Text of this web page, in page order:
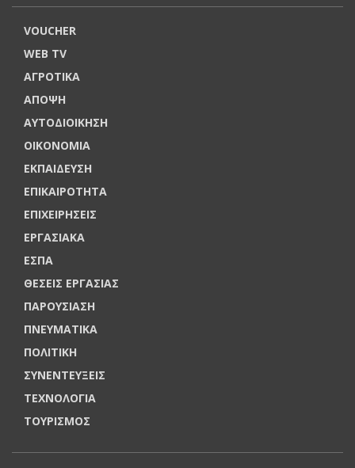
VOUCHER
WEB TV
ΑΓΡΟΤΙΚΑ
ΑΠΟΨΗ
ΑΥΤΟΔΙΟΙΚΗΣΗ
ΟΙΚΟΝΟΜΙΑ
ΕΚΠΑΙΔΕΥΣΗ
ΕΠΙΚΑΙΡΟΤΗΤΑ
ΕΠΙΧΕΙΡΗΣΕΙΣ
ΕΡΓΑΣΙΑΚΑ
ΕΣΠΑ
ΘΕΣΕΙΣ ΕΡΓΑΣΙΑΣ
ΠΑΡΟΥΣΙΑΣΗ
ΠΝΕΥΜΑΤΙΚΑ
ΠΟΛΙΤΙΚΗ
ΣΥΝΕΝΤΕΥΞΕΙΣ
ΤΕΧΝΟΛΟΓΙΑ
ΤΟΥΡΙΣΜΟΣ